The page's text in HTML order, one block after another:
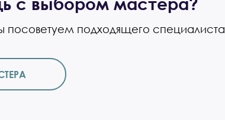
подходящего специалиста